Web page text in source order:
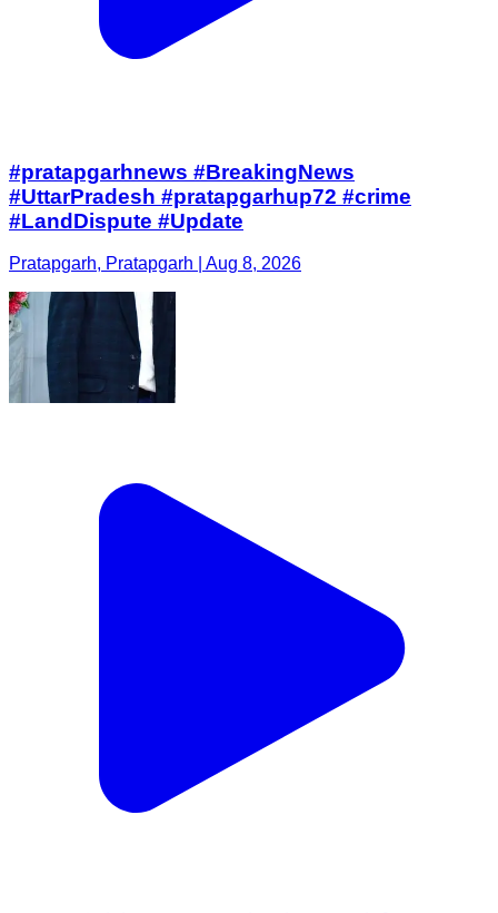
#pratapgarhnews #BreakingNews
#UttarPradesh #pratapgarhup72 #crime
#LandDispute #Update
Pratapgarh, Pratapgarh | Aug 8, 2026